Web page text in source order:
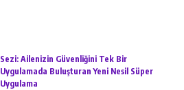
Sezi: Ailenizin Güvenliğini Tek Bir
Uygulamada Buluşturan Yeni Nesil Süper
Uygulama